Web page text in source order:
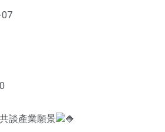
談產業願景